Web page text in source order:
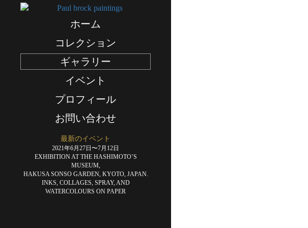
ホーム
コレクション
ギャラリー
イベント
プロフィール
お問い合わせ
最新のイベント
2021年6月27日〜7月12日
EXHIBITION AT THE HASHIMOTO’S
MUSEUM,
HAKUSA SONSO GARDEN, KYOTO, JAPAN.
INKS, COLLAGES, SPRAY, AND
WATERCOLOURS ON PAPER